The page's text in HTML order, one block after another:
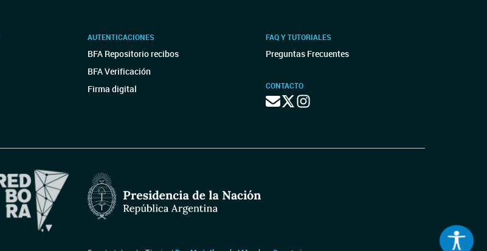
AUTENTICACIONES
BFA Repositorio recibos
BFA Verificación
Firma digital
FAQ Y TUTORIALES
Preguntas Frecuentes
CONTACTO